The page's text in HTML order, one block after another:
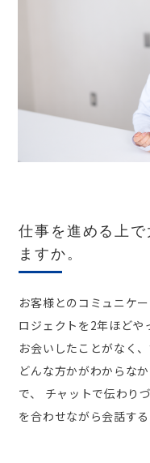
仕事を進める上
ますか。
お客様とのコミュニケ
ロジェクトを2年ほどや
お会いしたことがなく
どんな方かがわからな
で、 チャットで伝わり
を合わせながら会話する